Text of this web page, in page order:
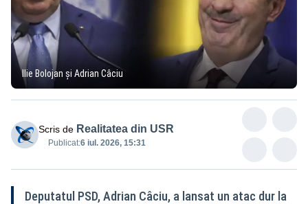
Ilie Bolojan și Adrian Câciu
Scris de Realitatea din USR
Publicat:6 iul. 2026, 15:31
Deputatul PSD, Adrian Câciu, a lansat un atac dur la